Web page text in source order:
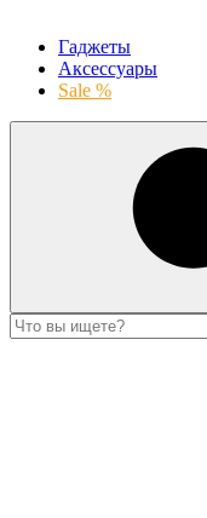
Гаджеты
Аксессуары
Sale %